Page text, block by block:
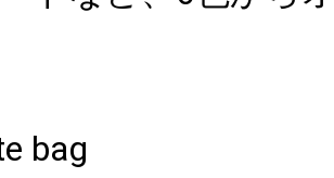
bag